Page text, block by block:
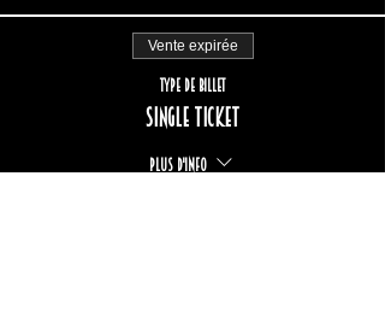
Vente expirée
Type de billet
Single ticket
Plus d'info